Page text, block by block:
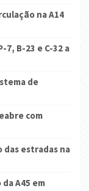
na A14
7, B-23 e C-32 a
de
com
das estradas na
A45 em